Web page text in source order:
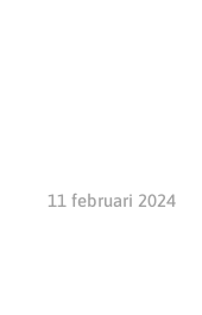
11 februari 2024